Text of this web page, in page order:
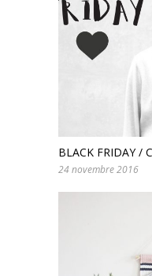
BLACK FRIDAY /
24 novembre 2016